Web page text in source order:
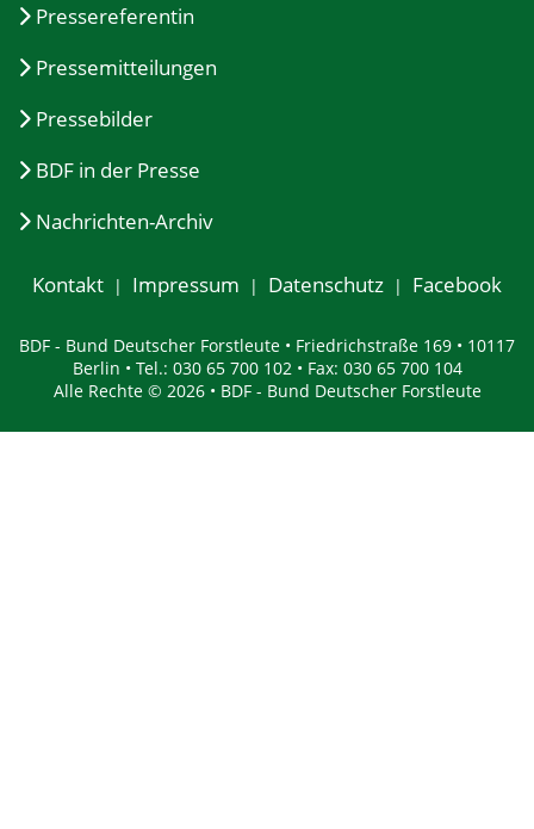
Pressereferentin
Pressemitteilungen
Pressebilder
BDF in der Presse
Nachrichten-Archiv
Kontakt Impressum Datenschutz Facebook
BDF - Bund Deutscher Forstleute • Friedrichstraße 169 • 10117
Berlin • Tel.: 030 65 700 102 • Fax: 030 65 700 104
Alle Rechte © 2026 • BDF - Bund Deutscher Forstleute